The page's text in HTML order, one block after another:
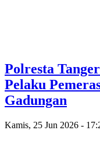
Polresta
Pelaku
Gadungan
Kamis, 25 Jun 2026 -